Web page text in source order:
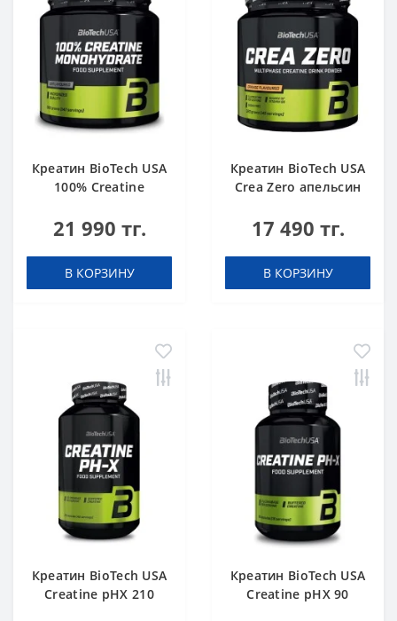
Креатин BioTech USA
100% Creatine
21 990 тг.
В КОРЗИНУ
Креатин BioTech USA
Crea Zero апельсин
17 490 тг.
В КОРЗИНУ
Креатин BioTech USA
Creatine pHX 210
Креатин BioTech USA
Creatine pHX 90